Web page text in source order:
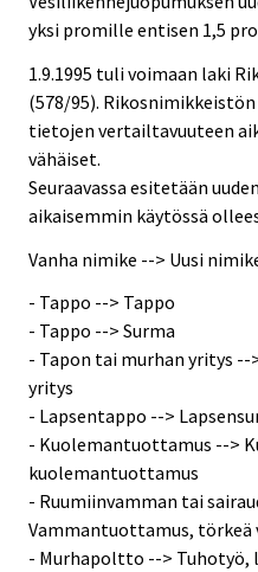
yksi promille entisen 1,5
1.9.1995 tuli voimaan laki
(578/95).
tietojen vertailtavuuteen
vähäiset.
Seuraavassa esitetään
aikaisemmin käytössä
Vanha nimike --> Uusi
- Tappo --> Tappo
- Tappo --> Surma
- Tapon tai murhan yritys
yritys
- Lapsentappo -->
- Kuolemantuottamus -->
kuolemantuottamus
- Ruumiinvamman tai
Vammantuottamus,
- Murhapoltto -->